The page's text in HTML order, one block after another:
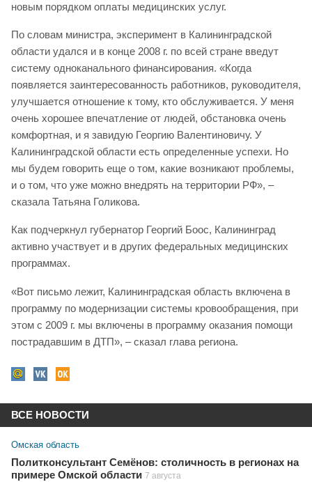
новым порядком оплаты медицинских услуг.
По словам министра, эксперимент в Калининградской
области удался и в конце 2008 г. по всей стране введут
систему одноканального финансирования. «Когда
появляется заинтересованность работников, руководителя,
улучшается отношение к тому, кто обслуживается. У меня
очень хорошее впечатление от людей, обстановка очень
комфортная, и я завидую Георгию Валентиновичу. У
Калининградской области есть определенные успехи. Но
мы будем говорить еще о том, какие возникают проблемы,
и о том, что уже можно внедрять на территории РФ», –
сказала Татьяна Голикова.
Как подчеркнул губернатор Георгий Боос, Калининград
активно участвует и в других федеральных медицинских
программах.
«Вот письмо лежит, Калининградская область включена в
программу по модернизации системы кровообращения, при
этом с 2009 г. мы включены в программу оказания помощи
пострадавшим в ДТП», – сказал глава региона.
ВСЕ НОВОСТИ
Омская область
Политконсультант Семёнов: столичность в регионах на
примере Омской области 7 августа